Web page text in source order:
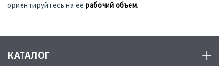
ориентируйтесь на еерабочий объем.
КАТАЛОГ